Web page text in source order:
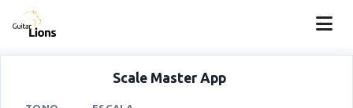
Scale Master App